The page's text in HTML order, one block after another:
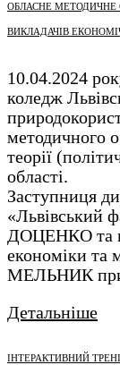
ОБЛАСНЕ МЕТОДИЧНЕ
ВИКЛАДАЧІВ
10.04.2024
коледж
методичного
теорії
області.
Заступниця
«Львівський
ДОЦЕНКО та
економіки
МЕЛЬНИК
Детальніше
ІНТЕРАКТИВНИЙ